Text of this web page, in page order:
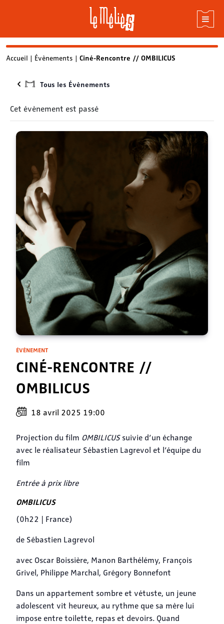
Skip
content
Accueil | Évènements | Ciné-Rencontre // OMBILICUS
Tous les Évènements
Cet évènement est passé
ÉVÈNEMENT
CINÉ-RENCONTRE //
OMBILICUS
18 avril 2025 19:00
Projection du film OMBILICUSsuivie d’un échange
avec le réalisateur Sébastien Lagrevol et l’équipe du
film
Entrée à prix libre
OMBILICUS
(0h22 | France)
de Sébastien Lagrevol
avec Oscar Boissière, Manon Barthélémy, François
Grivel, Philippe Marchal, Grégory Bonnefont
Dans un appartement sombre et vétuste, un jeune
adolescent vit heureux, au rythme que sa mère lui
impose entre toilette, repas et devoirs. Quand